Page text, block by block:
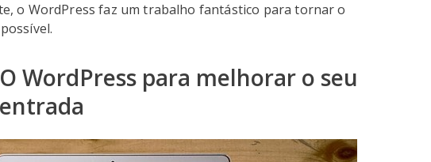
o WordPress faz um trabalho fantástico para tornar o
WordPress para melhorar o seu